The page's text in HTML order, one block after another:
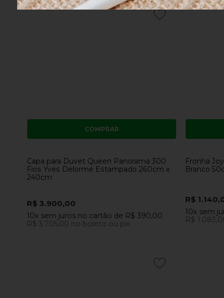
Capa para Duvet Queen Panorama 300
Fios Yves Delorme Estampado 260cm x
240cm
R$ 3.900,00
10x sem juros no cartão de R$ 390,00
R$ 3.705,00 no boleto ou pix
COMPRAR
Fronha
Branco
R$
10x sem
R$